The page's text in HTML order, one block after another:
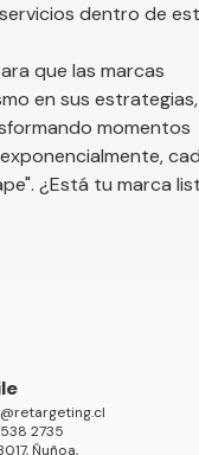
dentro de
que las marcas
en sus estrategias,
momentos
¿Está tu marca
2735
Ñuñoa,